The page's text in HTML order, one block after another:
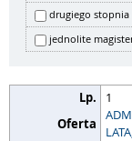
drugiego stopnia
jednolite
1